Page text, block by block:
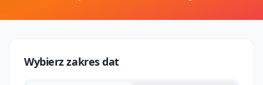
Wybierz zakres dat